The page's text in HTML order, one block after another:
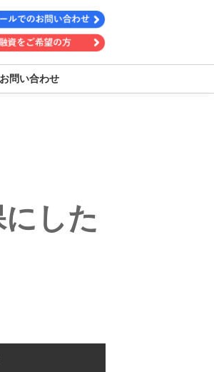
お問い合わせ
した